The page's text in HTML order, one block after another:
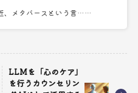
、メタバースという言……
LLMを「心のケア」
を行うカウンセリン